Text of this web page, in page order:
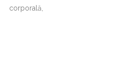
corporală,